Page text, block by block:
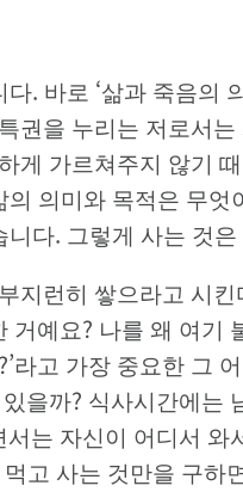
. 바로 ‘삶과 죽음의
을 누리는 저로서
가르쳐주지 않기
의미와 목적은 무
다. 그렇게 사는 것
런히 쌓으라고 시
예요? 나를 왜 여
고 가장 중요한 그
을까? 식사시간에는
는 자신이 어디서
고 사는 것만을 구하